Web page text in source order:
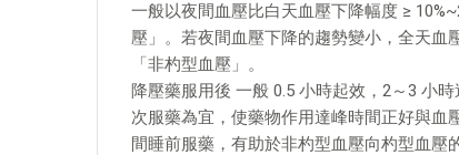
一般以夜間血壓比白天血壓下降幅度 ≥
壓」。若夜間血壓下降的趨勢變小，全天血
「非杓型血壓」。
降壓藥服用後 一般 0.5 小時起效，2～3 小
次服藥為宜，使藥物作用達峰時間正好與
間睡前服藥，有助於非杓型血壓向杓型血壓